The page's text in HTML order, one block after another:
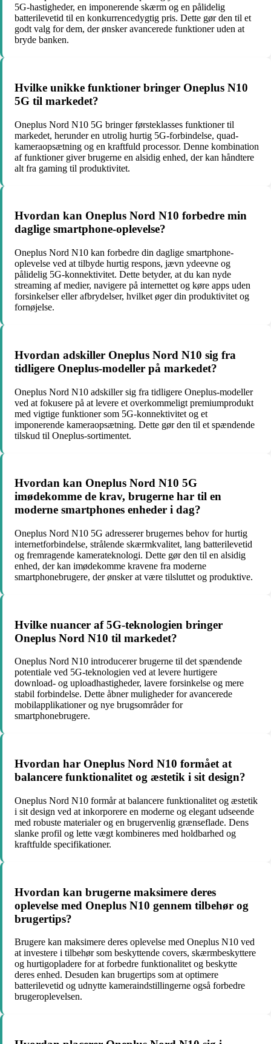
5G-hastigheder, en imponerende skærm og en pålidelig
batterilevetid til en konkurrencedygtig pris. Dette gør den til et
godt valg for dem, der ønsker avancerede funktioner uden at
bryde banken.
Hvilke unikke funktioner bringer Oneplus N10
5G til markedet?
Oneplus Nord N10 5G bringer førsteklasses funktioner til
markedet, herunder en utrolig hurtig 5G-forbindelse, quad-
kameraopsætning og en kraftfuld processor. Denne kombination
af funktioner giver brugerne en alsidig enhed, der kan håndtere
alt fra gaming til produktivitet.
Hvordan kan Oneplus Nord N10 forbedre min
daglige smartphone-oplevelse?
Oneplus Nord N10 kan forbedre din daglige smartphone-
oplevelse ved at tilbyde hurtig respons, jævn ydeevne og
pålidelig 5G-konnektivitet. Dette betyder, at du kan nyde
streaming af medier, navigere på internettet og køre apps uden
forsinkelser eller afbrydelser, hvilket øger din produktivitet og
fornøjelse.
Hvordan adskiller Oneplus Nord N10 sig fra
tidligere Oneplus-modeller på markedet?
Oneplus Nord N10 adskiller sig fra tidligere Oneplus-modeller
ved at fokusere på at levere et overkommeligt premiumprodukt
med vigtige funktioner som 5G-konnektivitet og et
imponerende kameraopsætning. Dette gør den til et spændende
tilskud til Oneplus-sortimentet.
Hvordan kan Oneplus Nord N10 5G
imødekomme de krav, brugerne har til en
moderne smartphones enheder i dag?
Oneplus Nord N10 5G adresserer brugernes behov for hurtig
internetforbindelse, strålende skærmkvalitet, lang batterilevetid
og fremragende kamerateknologi. Dette gør den til en alsidig
enhed, der kan imødekomme kravene fra moderne
smartphonebrugere, der ønsker at være tilsluttet og produktive.
Hvilke nuancer af 5G-teknologien bringer
Oneplus Nord N10 til markedet?
Oneplus Nord N10 introducerer brugerne til det spændende
potentiale ved 5G-teknologien ved at levere hurtigere
download- og uploadhastigheder, lavere forsinkelse og mere
stabil forbindelse. Dette åbner muligheder for avancerede
mobilapplikationer og nye brugsområder for
smartphonebrugere.
Hvordan har Oneplus Nord N10 formået at
balancere funktionalitet og æstetik i sit design?
Oneplus Nord N10 formår at balancere funktionalitet og æstetik
i sit design ved at inkorporere en moderne og elegant udseende
med robuste materialer og en brugervenlig grænseflade. Dens
slanke profil og lette vægt kombineres med holdbarhed og
kraftfulde specifikationer.
Hvordan kan brugerne maksimere deres
oplevelse med Oneplus N10 gennem tilbehør og
brugertips?
Brugere kan maksimere deres oplevelse med Oneplus N10 ved
at investere i tilbehør som beskyttende covers, skærmbeskyttere
og hurtigopladere for at forbedre funktionalitet og beskytte
deres enhed. Desuden kan brugertips som at optimere
batterilevetid og udnytte kameraindstillingerne også forbedre
brugeroplevelsen.